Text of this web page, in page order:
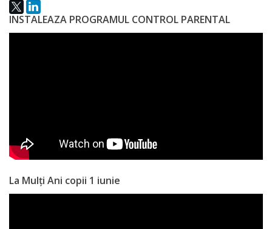
interne
Informații
utile
INSTALEAZA PROGRAMUL CONTROL PARENTAL
La Mulți Ani copii 1 iunie